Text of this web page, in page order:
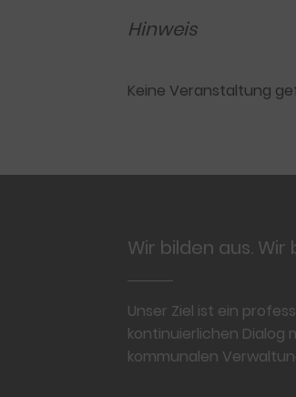
Hinweis
Keine Veranstaltung
Wir bilden aus.
Unser Ziel ist ein
kontinuierlichen Dialog
kommunalen